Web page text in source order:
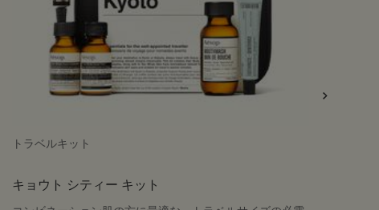
トラベルキット
キョウト シティー キット